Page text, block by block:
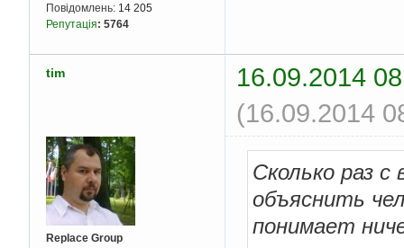
Повідомлень: 14 205
Репутація: 5764
tim
16.09.2014
(16.09.2014
Replace Group
Сколько раз
объяснить
понимает